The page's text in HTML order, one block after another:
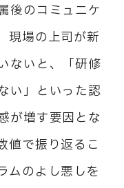
後のコミュニケ
現場の上司が新
ないと、「研修
い」といった認
が増す要因とな
値で振り返るこ
ムのよし悪しを